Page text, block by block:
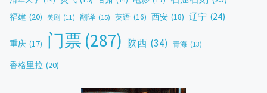
福建 (20) 美剧 (11) 翻译 (15) 英语 (16) 西安 (18) 辽宁 (24)
重庆 (17) 门票 (287) 陕西 (34) 青海 (13)
香格里拉 (20)